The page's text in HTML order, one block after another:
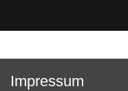
Impressum